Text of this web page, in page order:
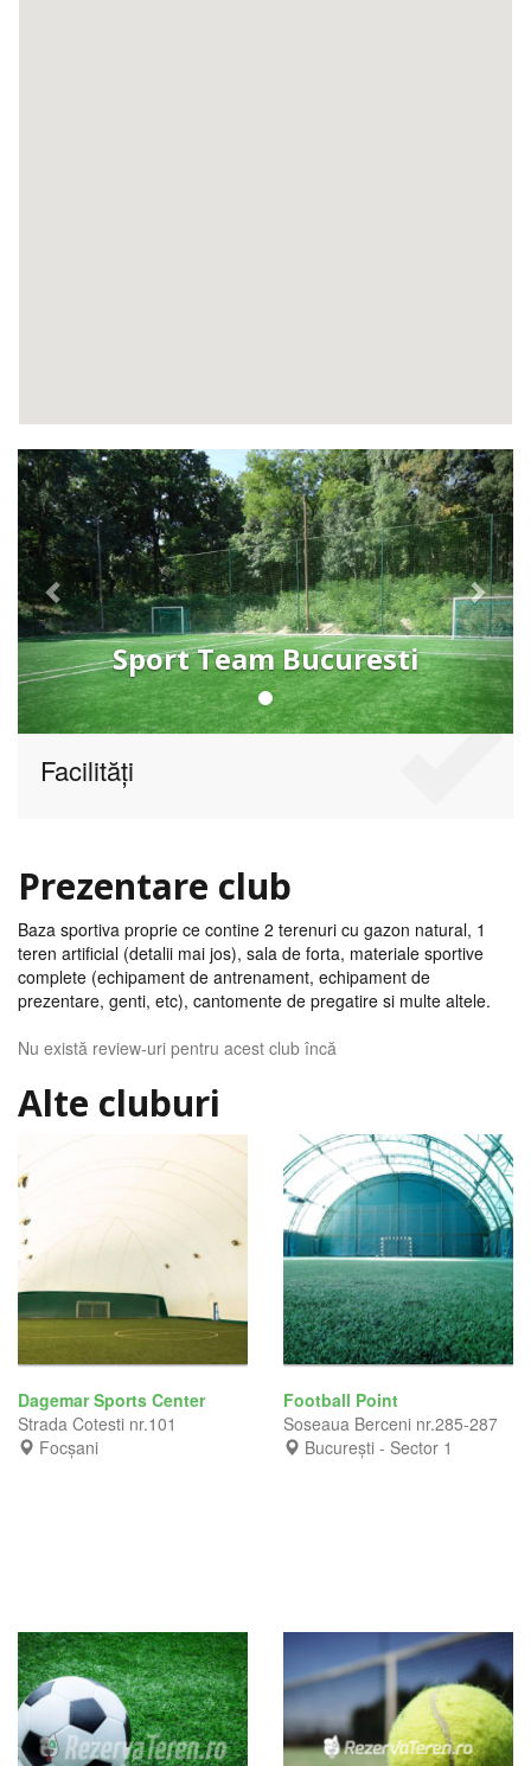
Sport Team Bucuresti
Previous Next
Facilități
Prezentare club
Baza sportiva proprie ce contine 2 terenuri cu gazon natural, 1
teren artificial (detalii mai jos), sala de forta, materiale sportive
complete (echipament de antrenament, echipament de
prezentare, genti, etc), cantomente de pregatire si multe altele.
Nu există review-uri pentru acest club încă
Alte cluburi
Dagemar Sports Center
Strada Cotesti nr.101
Focșani
Football Point
Soseaua Berceni nr.285-287
București - Sector 1